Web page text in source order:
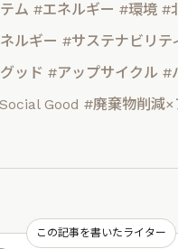
ム #エネルギー #環境 #
ルギー #サステナビリテ
ッド #アップサイクル #
Good #廃棄物削減×
この記事を書いたライター